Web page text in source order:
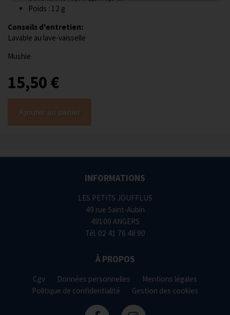
Poids : 12 g
Conseils d'entretien:
Lavable au lave-vaisselle
Mushie
15,50 €
Ajouter au panier
INFORMATIONS
LES PETITS JOUFFLUS
49 rue Saint-Aubin
49100 ANGERS
Tél. 02 41 76 48 90
À PROPOS
Cgv Données personnelles
Mentions légales
Politique de confidentialité
Gestion des cookies